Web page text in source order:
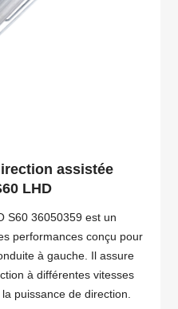
assistée
LHD
S60 36050359 est un
performances conçu pour
à gauche. Il assure
à différentes vitesses
puissance de direction.